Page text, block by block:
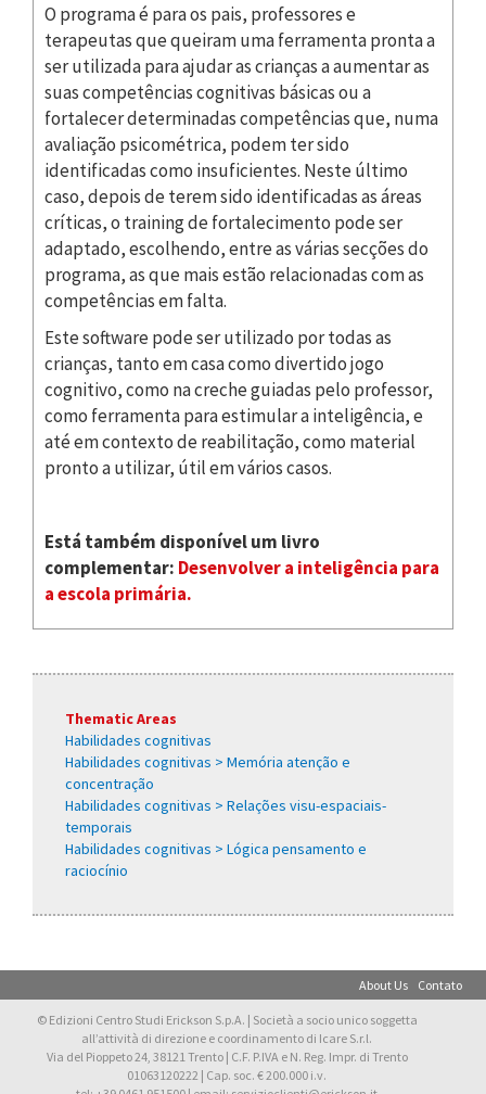
O programa é para os pais, professores e
terapeutas que queiram uma ferramenta pronta a
ser utilizada para ajudar as crianças a aumentar as
suas competências cognitivas básicas ou a
fortalecer determinadas competências que, numa
avaliação psicométrica, podem ter sido
identificadas como insuficientes. Neste último
caso, depois de terem sido identificadas as áreas
críticas, o training de fortalecimento pode ser
adaptado, escolhendo, entre as várias secções do
programa, as que mais estão relacionadas com as
competências em falta.
Este software pode ser utilizado por todas as
crianças, tanto em casa como divertido jogo
cognitivo, como na creche guiadas pelo professor,
como ferramenta para estimular a inteligência, e
até em contexto de reabilitação, como material
pronto a utilizar, útil em vários casos.
Está também disponível um livro
complementar: Desenvolver a inteligência para
a escola primária.
Thematic Areas
Habilidades cognitivas
Habilidades cognitivas > Memória atenção e
concentração
Habilidades cognitivas > Relações visu-espaciais-
temporais
Habilidades cognitivas > Lógica pensamento e
raciocínio
About Us Contato
© Edizioni Centro Studi Erickson S.p.A. | Società a socio unico soggetta
all’attività di direzione e coordinamento di Icare S.r.l.
Via del Pioppeto 24, 38121 Trento | C.F. P.IVA e N. Reg. Impr. di Trento
01063120222 | Cap. soc. € 200.000 i.v.